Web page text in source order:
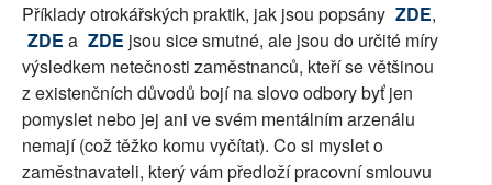
Příklady otrokářských praktik, jak jsou popsány ZDE,
ZDE a ZDE jsou sice smutné, ale jsou do určité míry
výsledkem netečnosti zaměstnanců, kteří se většinou
z existenčních důvodů bojí na slovo odbory byť jen
pomyslet nebo jej ani ve svém mentálním arzenálu
nemají (což těžko komu vyčítat). Co si myslet o
zaměstnavateli, který vám předloží pracovní smlouvu